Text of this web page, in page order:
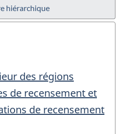
hiérarchique
des régions
de recensement et
de recensement